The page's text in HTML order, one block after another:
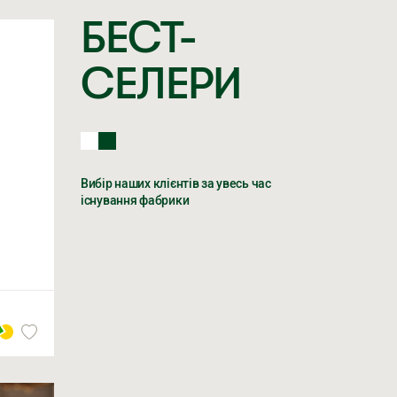
БЕСТ-
СЕЛЕРИ
Вибір наших клієнтів за увесь час
існування фабрики
ТЕЛЕФОНУ *
на обробку персональних даних